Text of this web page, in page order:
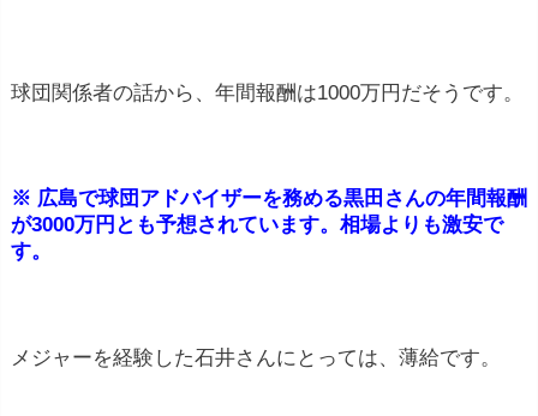
球団関係者の話から、年間報酬は1000万円だそうです。
※ 広島で球団アドバイザーを務める黒田さんの年間報酬
が3000万円とも予想されています。相場よりも激安で
す。
メジャーを経験した石井さんにとっては、薄給です。